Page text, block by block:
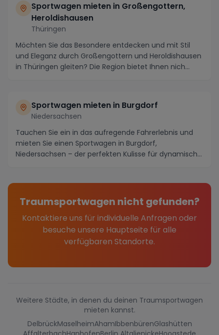
Sportwagen mieten in Großengottern,
Heroldishausen
Thüringen
Möchten Sie das Besondere entdecken und mit Stil
und Eleganz durch Großengottern und Heroldishausen
in Thüringen gleiten? Die Region bietet Ihnen nich...
Sportwagen mieten in Burgdorf
Niedersachsen
Tauchen Sie ein in das aufregende Fahrerlebnis und
mieten Sie einen Sportwagen in Burgdorf,
Niedersachsen – der perfekten Kulisse für dynamische
Traumsportwagen nicht gefunden?
Kontaktiere uns für individuelle Anfragen oder
besuche unsere Hauptseite für alle
verfügbaren Standorte.
Weitere Städte, in denen du deinen Traumsportwagen
mieten kannst.
DelbrückMaselheimAhamIbbenbürenGlashütten